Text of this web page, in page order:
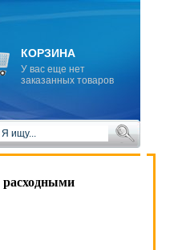
КОРЗИНА
У вас еще нет
заказанных товаров